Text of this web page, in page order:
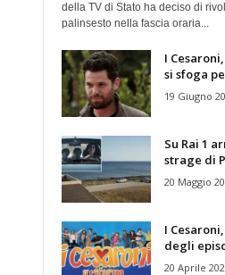
della TV di Stato ha deciso di
palinsesto nella fascia oraria...
I
si sfoga
19 Giugno
Su Rai 1
strage di
20 Maggio
I
degli
20 Aprile